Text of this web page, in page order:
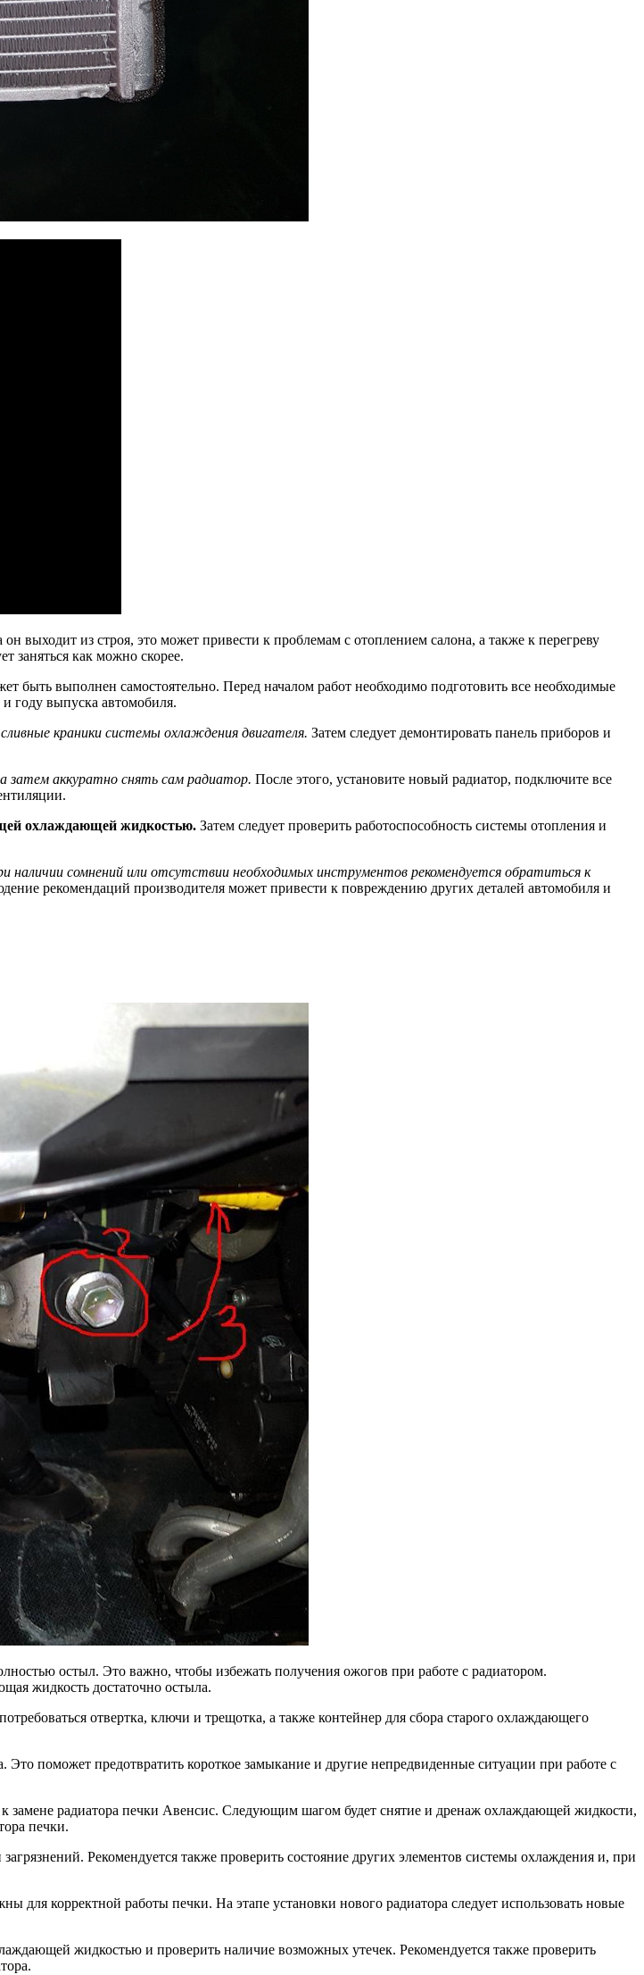
он выходит из строя, это может привести к проблемам с отоплением салона, а также к перегреву
заняться как можно скорее.
быть выполнен самостоятельно. Перед началом работ необходимо подготовить все необходимые
году выпуска автомобиля.
краники системы охлаждения двигателя. Затем следует демонтировать панель приборов и
затем аккуратно снять сам радиатор. После этого, установите новый радиатор, подключите все
охлаждающей жидкостью. Затем следует проверить работоспособность системы отопления и
сомнений или отсутствии необходимых инструментов рекомендуется обратиться к
рекомендаций производителя может привести к повреждению других деталей автомобиля и
остыл. Это важно, чтобы избежать получения ожогов при работе с радиатором.
жидкость достаточно остыла.
отвертка, ключи и трещотка, а также контейнер для сбора старого охлаждающего
поможет предотвратить короткое замыкание и другие непредвиденные ситуации при работе с
замене радиатора печки Авенсис. Следующим шагом будет снятие и дренаж охлаждающей жидкости,
печки.
Рекомендуется также проверить состояние других элементов системы охлаждения и, при
для корректной работы печки. На этапе установки нового радиатора следует использовать новые
жидкостью и проверить наличие возможных утечек. Рекомендуется также проверить